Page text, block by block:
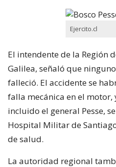
Ejercito.cl
El intendente de la Región
Galilea, señaló que
falleció. El accidente se
falla mecánica en el
incluido el general Pesse,
Hospital Militar de
de salud.
La autoridad regional